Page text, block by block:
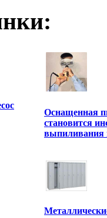
Оснащенная
становится
выпиливания